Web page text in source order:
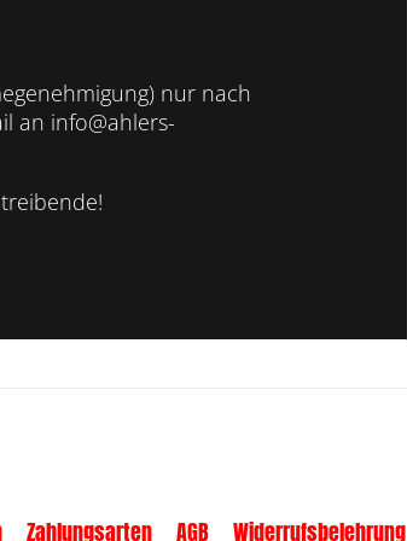
nur nach
an info@ahlers-
Zahlungsarten AGB Widerrufsbelehrung